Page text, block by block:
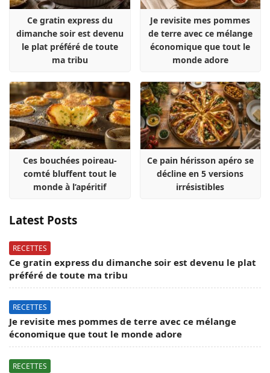
Ce gratin express du
dimanche soir est devenu
le plat préféré de toute
ma tribu
Je revisite mes pommes
de terre avec ce mélange
économique que tout le
monde adore
Ces bouchées poireau-
comté bluffent tout le
monde à l’apéritif
Ce pain hérisson apéro se
décline en 5 versions
irrésistibles
Latest Posts
RECETTES
Ce gratin express du dimanche soir est devenu le plat
préféré de toute ma tribu
RECETTES
Je revisite mes pommes de terre avec ce mélange
économique que tout le monde adore
RECETTES